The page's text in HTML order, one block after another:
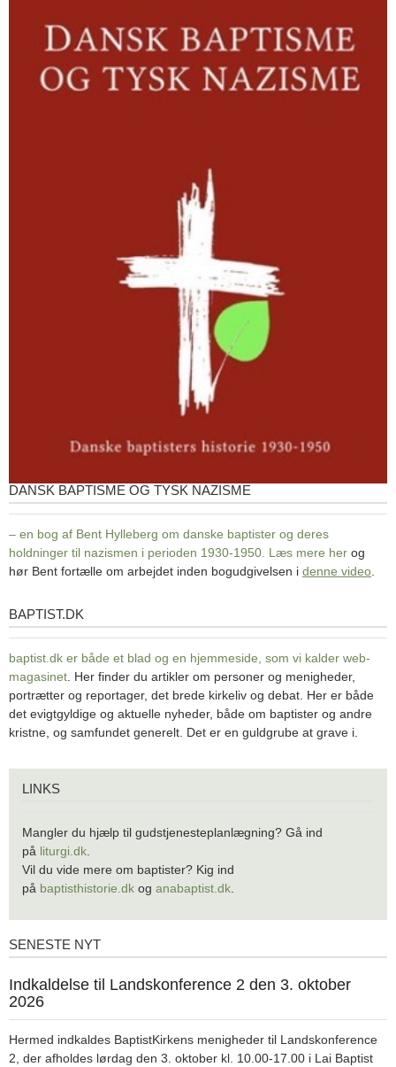
DANSK BAPTISME OG TYSK NAZISME
– en bog af Bent Hylleberg om danske baptister og deres
holdninger til nazismen i perioden 1930-1950. Læs mere her og
hør Bent fortælle om arbejdet inden bogudgivelsen i denne video
baptist.dk
BAPTIST.DK
baptist.dk er både et blad og en hjemmeside, som vi kalder web-
magasinet . Her finder du artikler om personer og menigheder,
portrætter og reportager, det brede kirkeliv og debat. Her er både
det evigtgyldige og aktuelle nyheder, både om baptister og andre
kristne, og samfundet generelt. Det er en guldgrube at grave i.
LINKS
Mangler du hjælp til gudstjenesteplanlægning? Gå ind
på liturgi.dk
Vil du vide mere om baptister? Kig ind
på baptisthistorie.dk og anabaptist.dk
Seneste
SENESTE NYT
1.
jul.
Indkaldelse til Landskonference 2 den 3. oktober
2026
Hermed indkaldes BaptistKirkens menigheder til Landskonference
2, der afholdes lørdag den 3. oktober kl. 10.00-17.00 i Lai Baptist